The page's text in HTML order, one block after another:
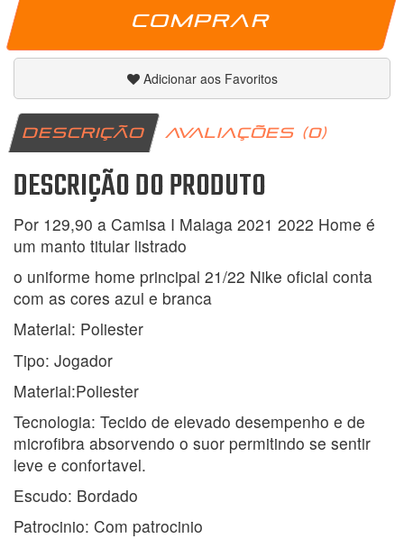
Comprar
Adicionar aos Favoritos
DESCRIÇÃO AVALIAÇÕES (0)
DESCRIÇÃO DO PRODUTO
Por 129,90 a Camisa I Malaga 2021 2022 Home é
um manto titular listrado
o uniforme home principal 21/22 Nike oficial conta
com as cores azul e branca
Material: Poliester
Tipo: Jogador
Material:Poliester
Tecnologia: Tecido de elevado desempenho e de
microfibra absorvendo o suor permitindo se sentir
leve e confortavel.
Escudo: Bordado
Patrocinio: Com patrocinio